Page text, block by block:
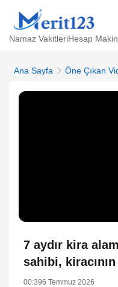
Namaz VakitleriHesap
Ana Sayfa Öne Çıkan
7 aydır kira
sahibi,
00:396 Temmuz 2026